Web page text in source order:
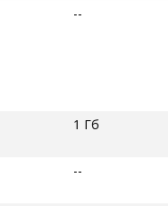
--
1 Гб
--